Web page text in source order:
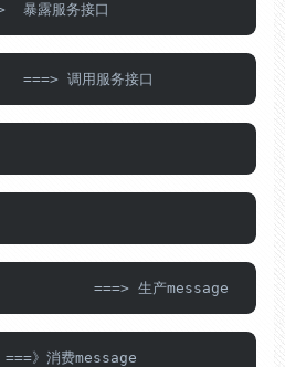
暴露服务接口
===> 调用服务接口
===> 生产message
===》消费message